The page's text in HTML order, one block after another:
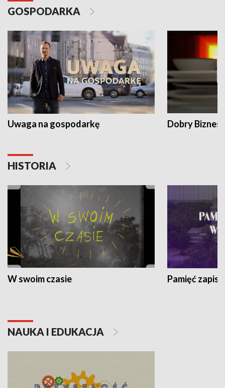
GOSPODARKA
Uwaga na gospodarkę Dobry Biznes
HISTORIA
W swoim czasie Pamięć
NAUKA I EDUKACJA